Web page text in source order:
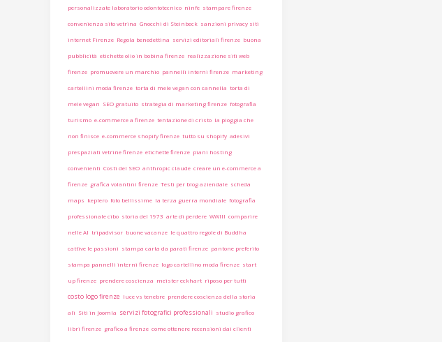
personalizzate laboratorio odontotecnico ninfe stampare firenze
convenienza sito vetrina Gnocchi di Steinbeck sanzioni privacy siti
internet Firenze Regola benedettina servizi editoriali firenze buona
pubblicità etichette olio in bobina firenze realizzazione siti web
firenze promuovere un marchio pannelli interni firenze marketing
cartellini moda firenze torta di mele vegan con cannella torta di
mele vegan SEO gratuito strategia di marketing firenze fotografia
turismo e-commerce a firenze tentazione di cristo la pioggia che
non finisce e-commerce shopify firenze tutto su shopify adesivi
prespaziati vetrine firenze etichette firenze piani hosting
convenienti Costi del SEO anthropic claude creare un e-commerce a
firenze grafica volantini firenze Testi per blog aziendale scheda
maps keplero foto bellissime la terza guerra mondiale fotografia
professionale cibo storia del 1973 arte di perdere WWIII comparire
nelle AI tripadvisor buone vacanze le quattro regole di Buddha
cattive le passioni stampa carta da parati firenze pantone preferito
stampa pannelli interni firenze logo cartellino moda firenze start
up firenze prendere coscienza meister eckhart riposo per tutti
costo logo firenze luce vs tenebre prendere coscienza della storia
ali Siti in Joomla servizi fotografici professionali studio grafico
libri firenze grafico a firenze come ottenere recensioni dai clienti